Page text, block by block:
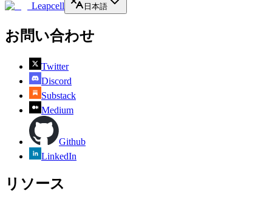
Leapcell 日本語
お問い合わせ
Twitter
Discord
Substack
Medium
Github
LinkedIn
リソース